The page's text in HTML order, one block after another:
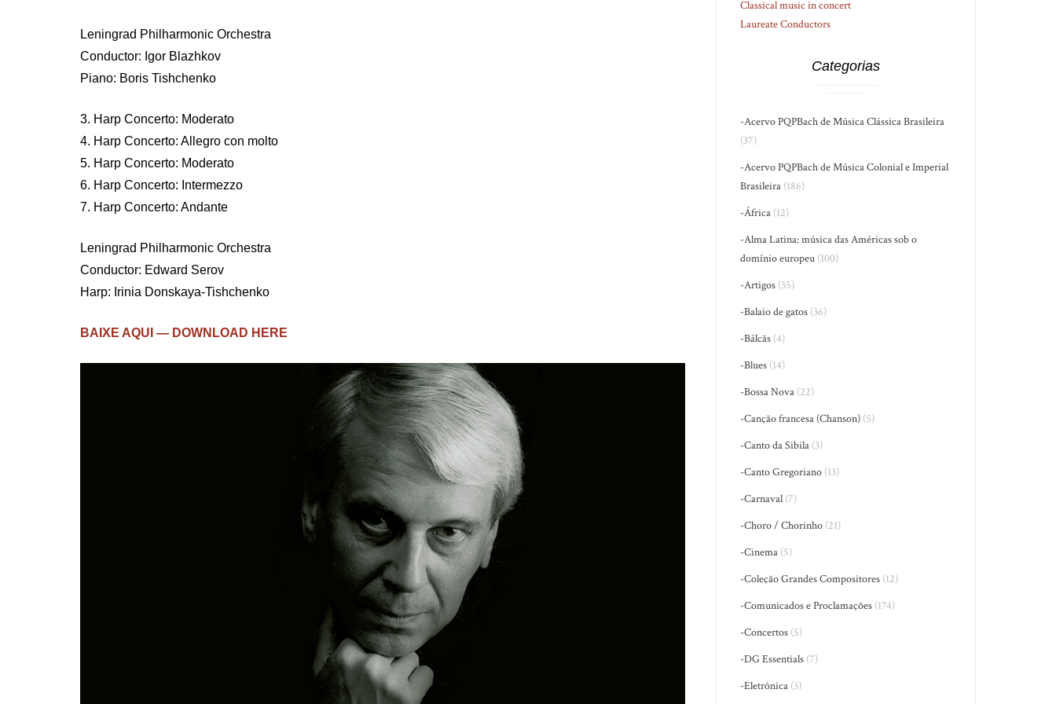
Leningrad Philharmonic Orchestra
Conductor: Igor Blazhkov
Piano: Boris Tishchenko
3. Harp Concerto: Moderato
4. Harp Concerto: Allegro con molto
5. Harp Concerto: Moderato
6. Harp Concerto: Intermezzo
7. Harp Concerto: Andante
Leningrad Philharmonic Orchestra
Conductor: Edward Serov
Harp: Irinia Donskaya-Tishchenko
BAIXE AQUI — DOWNLOAD HERE
Classical music in concert
Laureate Conductors
Categorias
-Acervo PQPBach de Música Clássica Brasileira
(37)
-Acervo PQPBach de Música Colonial e Imperial
Brasileira (186)
-África (12)
-Alma Latina: música das Américas sob o
domínio europeu (100)
-Artigos (35)
-Balaio de gatos (36)
-Bálcãs (4)
-Blues (14)
-Bossa Nova (22)
-Canção francesa (Chanson) (5)
-Canto da Sibila (3)
-Canto Gregoriano (13)
-Carnaval (7)
-Choro / Chorinho (21)
-Cinema (5)
-Coleção Grandes Compositores (12)
-Comunicados e Proclamações (174)
-Concertos (5)
-DG Essentials (7)
-Eletrônica (3)